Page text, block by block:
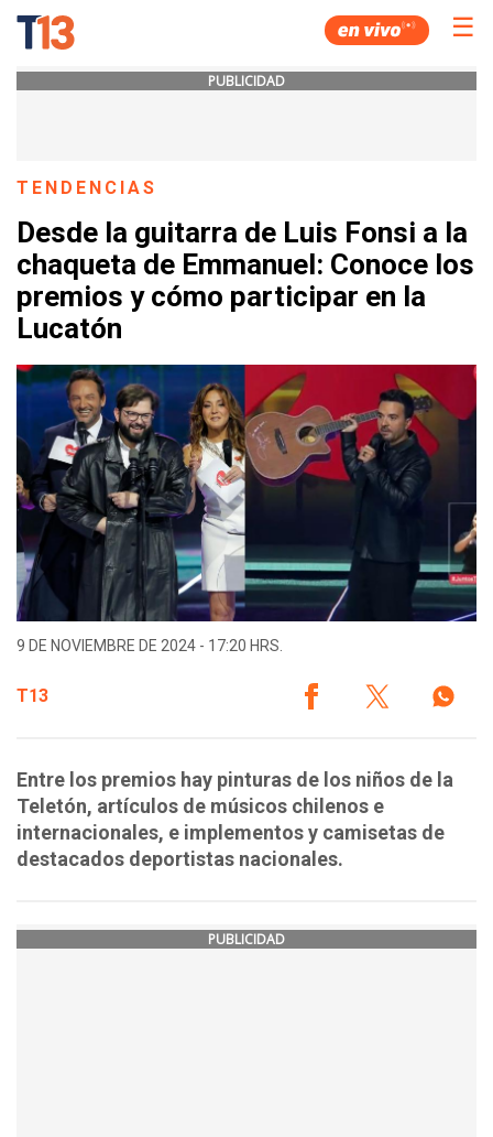
☰
PUBLICIDAD
TENDENCIAS
Desde la guitarra de Luis Fonsi a la
chaqueta de Emmanuel: Conoce los
premios y cómo participar en la
Lucatón
9 DE NOVIEMBRE DE 2024 - 17:20 HRS.
T13
Entre los premios hay pinturas de los niños de la
Teletón, artículos de músicos chilenos e
internacionales, e implementos y camisetas de
destacados deportistas nacionales.
PUBLICIDAD